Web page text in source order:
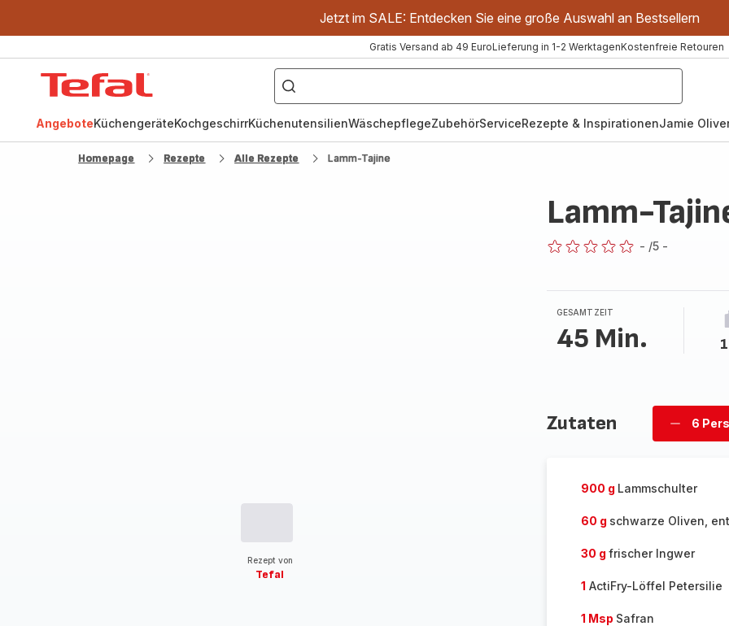
Jetzt im SALE: Entdecken Sie eine große Auswahl an Bestsellern
Gratis Versand ab 49 EuroLieferung in 1-2 WerktagenKostenfreie Retouren
["OptiGrill","Easy
Fry","Pfanne"]
AngeboteKüchengeräteKochgeschirrKüchenutensilienWäschepflegeZubehörServiceRezepte & InspirationenJamie
Homepage Rezepte Alle Rezepte Lamm-Tajine
Rezept von
Tefal
Lamm-
- /5 -
GESAMTZEIT
45 Min.
Zutaten
Personen
6
900 g Lammschulter
60 g schwarze Oliven,
30 g frischer Ingwer
1 ActiFry-Löffel Petersilie
1 Msp Safran